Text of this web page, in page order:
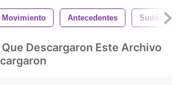
Movimiento Antecedentes Sudán
Descargaron Este Archivo